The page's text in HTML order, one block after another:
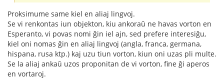
Proksimume same kiel en aliaj lingvoj.
Se vi renkontas iun objekton, kiu ankoraŭ ne havas vorton en
Esperanto, vi povas nomi ĝin iel ajn, sed prefere interesiĝu,
kiel oni nomas ĝin en aliaj lingvoj (angla, franca, germana,
hispana, rusa ktp.) kaj uzu tiun vorton, kiun oni uzas pli multe.
Se la aliaj ankaŭ uzos proponitan de vi vorton, fine ĝi aperos
en vortaroj.